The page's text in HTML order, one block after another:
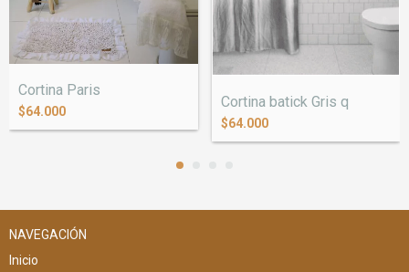
Cortina Paris
$64.000
Cortina batick Gris q
$64.000
NAVEGACIÓN
Inicio